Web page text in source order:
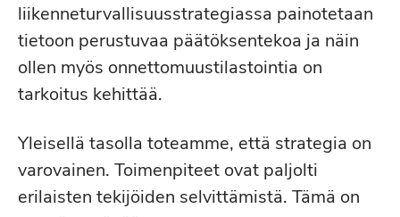
liikenneturvallisuusstrategiassa painotetaan
tietoon perustuvaa päätöksentekoa ja näin
ollen myös onnettomuustilastointia on
tarkoitus kehittää.
Yleisellä tasolla toteamme, että strategia on
varovainen. Toimenpiteet ovat paljolti
erilaisten tekijöiden selvittämistä. Tämä on